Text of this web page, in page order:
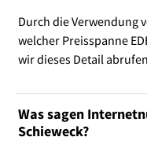
Durch die Verwendung
welcher Preisspanne
wir dieses Detail
Was sagen
Schieweck?